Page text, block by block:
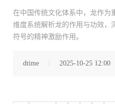
在中国传统文化体系中，龙作为
维度系统解析龙的作用与功效，
符号的精神激励作用。
dtime 2025-10-25 12:00